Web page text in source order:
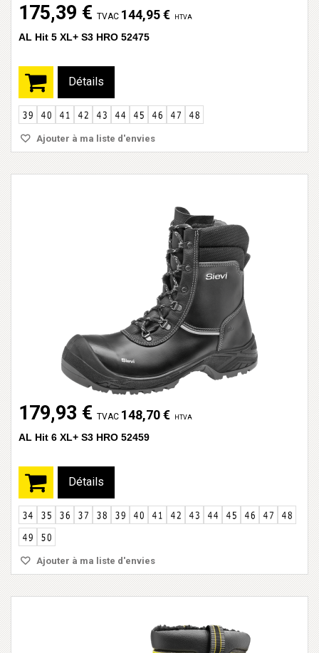
175,39 € TVAC 144,95 € HTVA
AL Hit 5 XL+ S3 HRO 52475
Détails
Ajouter à ma liste d'envies
179,93 € TVAC 148,70 € HTVA
AL Hit 6 XL+ S3 HRO 52459
Détails
Ajouter à ma liste d'envies